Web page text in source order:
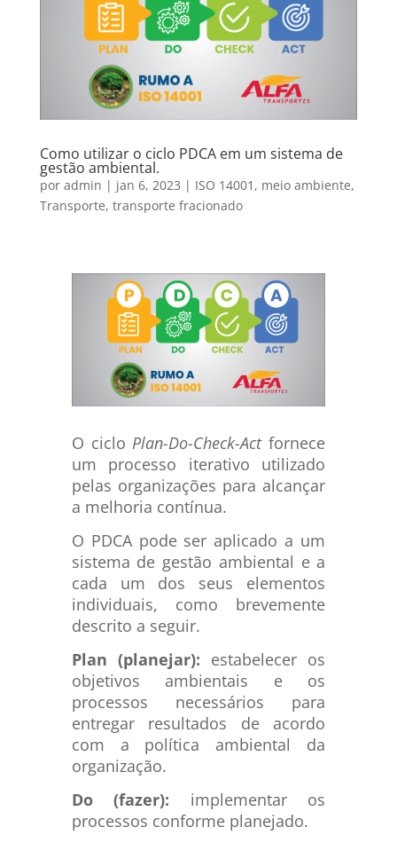
Como utilizar o ciclo PDCA em um sistema de
gestão ambiental.
por admin | jan 6, 2023 | ISO 14001 , meio ambiente,
Transporte, transporte fracionado
O ciclo Plan-Do-Check-Actfornece
um processo iterativo utilizado
pelas organizações para alcançar
a melhoria contínua.
O PDCA pode ser aplicado a um
sistema de gestão ambiental e a
cada um dos seus elementos
individuais, como brevemente
descrito a seguir.
Plan (planejar): estabelecer os
objetivos ambientais e os
processos necessários para
entregar resultados de acordo
com a política ambiental da
organização.
Do (fazer): implementar os
processos conforme planejado.